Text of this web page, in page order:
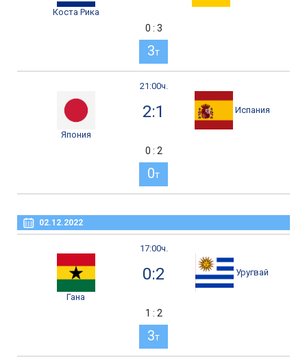
Коста Рика
0 : 3
3т
21:00ч.
Япония
2:1 Испания
0 : 2
0т
02.12.2022
17:00ч.
Гана
0:2 Уругвай
1 : 2
3т